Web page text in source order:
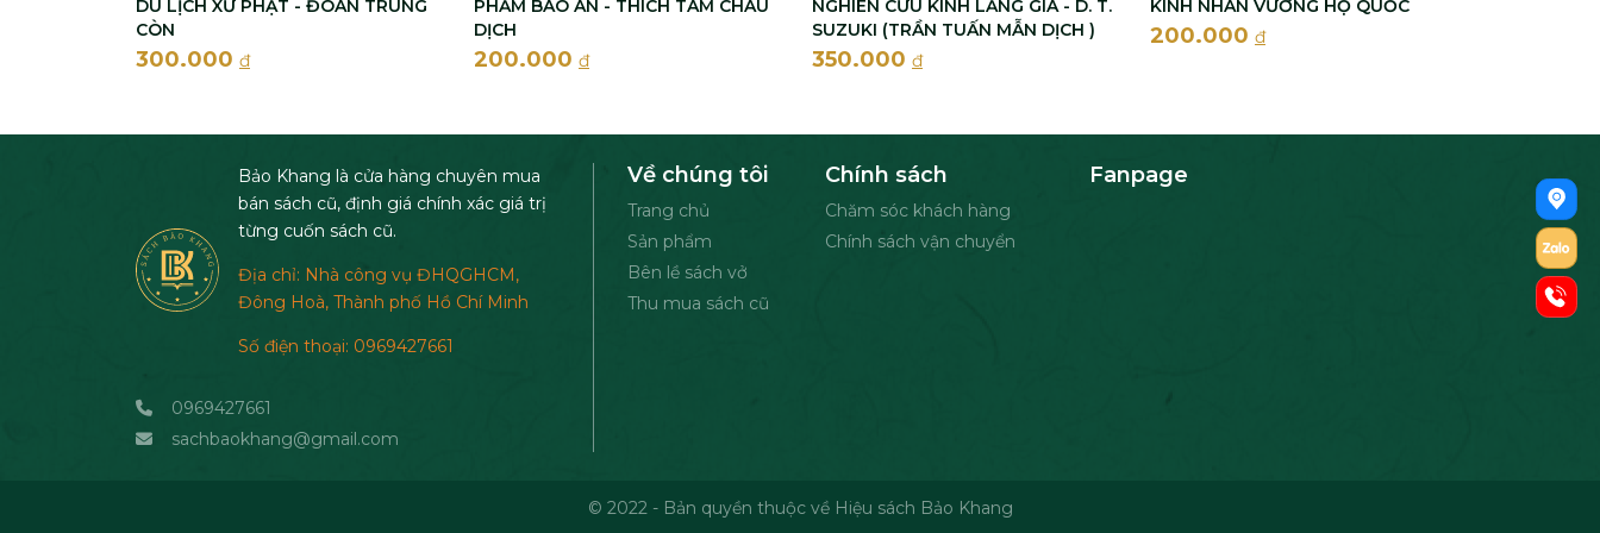
DU LỊCH XỨ PHẬT - ĐOÀN TRUNG
CÒN
300.000 đ
PHẨM BÁO ÂN - THÍCH TÂM CHÂU
DỊCH
200.000 đ
NGHIÊN CỨU KINH LĂNG GIÀ - D. T.
SUZUKI (TRẦN TUẤN MẪN DỊCH )
350.000 đ
KINH NHÂN VƯƠNG HỘ QUỐC
200.000 đ
Bảo Khang là cửa hàng chuyên mua
bán sách cũ, định giá chính xác giá trị
từng cuốn sách cũ.
Địa chỉ: Nhà công vụ ĐHQGHCM,
Đông Hoà, Thành phố Hồ Chí Minh
Số điện thoại: 0969427661
0969427661
sachbaokhang@gmail.com
Về chúng tôi
Trang chủ
Sản phẩm
Bên lề sách vở
Thu mua sách cũ
Chính sách
Chăm sóc khách hàng
Chính sách vận chuyển
Fanpage
© 2022 - Bản quyền thuộc về Hiệu sách Bảo Khang